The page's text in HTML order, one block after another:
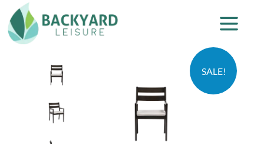
SALE!